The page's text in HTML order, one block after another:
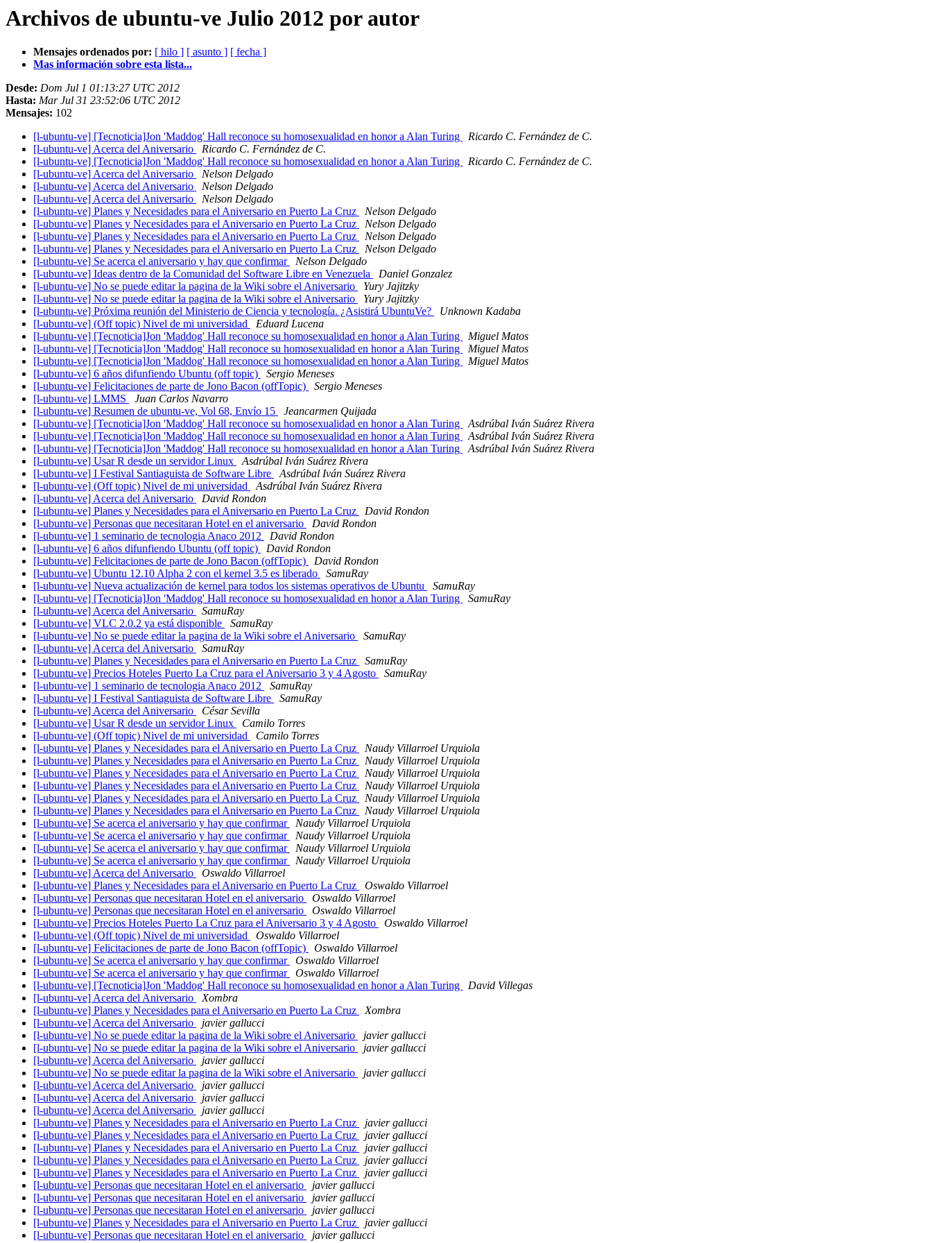
Archivos de ubuntu-ve Julio 2012 por autor
Mensajes ordenados por: [ hilo ] [ asunto ] [ fecha ]
Mas información sobre esta lista...
Desde: Dom Jul 1 01:13:27 UTC 2012
Hasta: Mar Jul 31 23:52:06 UTC 2012
Mensajes: 102
[l-ubuntu-ve] [Tecnoticia]Jon 'Maddog' Hall reconoce su homosexualidad en honor a Alan Turing
Ricardo C. Fernández de C.
[l-ubuntu-ve] Acerca del Aniversario
Ricardo C. Fernández de C.
[l-ubuntu-ve] [Tecnoticia]Jon 'Maddog' Hall reconoce su homosexualidad en honor a Alan Turing
Ricardo C. Fernández de C.
[l-ubuntu-ve] Acerca del Aniversario
Nelson Delgado
[l-ubuntu-ve] Acerca del Aniversario
Nelson Delgado
[l-ubuntu-ve] Acerca del Aniversario
Nelson Delgado
[l-ubuntu-ve] Planes y Necesidades para el Aniversario en Puerto La Cruz
Nelson Delgado
[l-ubuntu-ve] Planes y Necesidades para el Aniversario en Puerto La Cruz
Nelson Delgado
[l-ubuntu-ve] Planes y Necesidades para el Aniversario en Puerto La Cruz
Nelson Delgado
[l-ubuntu-ve] Planes y Necesidades para el Aniversario en Puerto La Cruz
Nelson Delgado
[l-ubuntu-ve] Se acerca el aniversario y hay que confirmar
Nelson Delgado
[l-ubuntu-ve] Ideas dentro de la Comunidad del Software Libre en Venezuela
Daniel Gonzalez
[l-ubuntu-ve] No se puede editar la pagina de la Wiki sobre el Aniversario
Yury Jajitzky
[l-ubuntu-ve] No se puede editar la pagina de la Wiki sobre el Aniversario
Yury Jajitzky
[l-ubuntu-ve] Próxima reunión del Ministerio de Ciencia y tecnología. ¿Asistirá UbuntuVe?
Unknown Kadaba
[l-ubuntu-ve] (Off topic) Nivel de mi universidad
Eduard Lucena
[l-ubuntu-ve] [Tecnoticia]Jon 'Maddog' Hall reconoce su homosexualidad en honor a Alan Turing
Miguel Matos
[l-ubuntu-ve] [Tecnoticia]Jon 'Maddog' Hall reconoce su homosexualidad en honor a Alan Turing
Miguel Matos
[l-ubuntu-ve] [Tecnoticia]Jon 'Maddog' Hall reconoce su homosexualidad en honor a Alan Turing
Miguel Matos
[l-ubuntu-ve] 6 años difunfiendo Ubuntu (off topic)
Sergio Meneses
[l-ubuntu-ve] Felicitaciones de parte de Jono Bacon (offTopic)
Sergio Meneses
[l-ubuntu-ve] LMMS
Juan Carlos Navarro
[l-ubuntu-ve] Resumen de ubuntu-ve, Vol 68, Envío 15
Jeancarmen Quijada
[l-ubuntu-ve] [Tecnoticia]Jon 'Maddog' Hall reconoce su homosexualidad en honor a Alan Turing
Asdrúbal Iván Suárez Rivera
[l-ubuntu-ve] [Tecnoticia]Jon 'Maddog' Hall reconoce su homosexualidad en honor a Alan Turing
Asdrúbal Iván Suárez Rivera
[l-ubuntu-ve] [Tecnoticia]Jon 'Maddog' Hall reconoce su homosexualidad en honor a Alan Turing
Asdrúbal Iván Suárez Rivera
[l-ubuntu-ve] Usar R desde un servidor Linux
Asdrúbal Iván Suárez Rivera
[l-ubuntu-ve] I Festival Santiaguista de Software Libre
Asdrúbal Iván Suárez Rivera
[l-ubuntu-ve] (Off topic) Nivel de mi universidad
Asdrúbal Iván Suárez Rivera
[l-ubuntu-ve] Acerca del Aniversario
David Rondon
[l-ubuntu-ve] Planes y Necesidades para el Aniversario en Puerto La Cruz
David Rondon
[l-ubuntu-ve] Personas que necesitaran Hotel en el aniversario
David Rondon
[l-ubuntu-ve] 1 seminario de tecnologia Anaco 2012
David Rondon
[l-ubuntu-ve] 6 años difunfiendo Ubuntu (off topic)
David Rondon
[l-ubuntu-ve] Felicitaciones de parte de Jono Bacon (offTopic)
David Rondon
[l-ubuntu-ve] Ubuntu 12.10 Alpha 2 con el kernel 3.5 es liberado
SamuRay
[l-ubuntu-ve] Nueva actualización de kernel para todos los sistemas operativos de Ubuntu
SamuRay
[l-ubuntu-ve] [Tecnoticia]Jon 'Maddog' Hall reconoce su homosexualidad en honor a Alan Turing
SamuRay
[l-ubuntu-ve] Acerca del Aniversario
SamuRay
[l-ubuntu-ve] VLC 2.0.2 ya está disponible
SamuRay
[l-ubuntu-ve] No se puede editar la pagina de la Wiki sobre el Aniversario
SamuRay
[l-ubuntu-ve] Acerca del Aniversario
SamuRay
[l-ubuntu-ve] Planes y Necesidades para el Aniversario en Puerto La Cruz
SamuRay
[l-ubuntu-ve] Precios Hoteles Puerto La Cruz para el Aniversario 3 y 4 Agosto
SamuRay
[l-ubuntu-ve] 1 seminario de tecnologia Anaco 2012
SamuRay
[l-ubuntu-ve] I Festival Santiaguista de Software Libre
SamuRay
[l-ubuntu-ve] Acerca del Aniversario
César Sevilla
[l-ubuntu-ve] Usar R desde un servidor Linux
Camilo Torres
[l-ubuntu-ve] (Off topic) Nivel de mi universidad
Camilo Torres
[l-ubuntu-ve] Planes y Necesidades para el Aniversario en Puerto La Cruz
Naudy Villarroel Urquiola
[l-ubuntu-ve] Planes y Necesidades para el Aniversario en Puerto La Cruz
Naudy Villarroel Urquiola
[l-ubuntu-ve] Planes y Necesidades para el Aniversario en Puerto La Cruz
Naudy Villarroel Urquiola
[l-ubuntu-ve] Planes y Necesidades para el Aniversario en Puerto La Cruz
Naudy Villarroel Urquiola
[l-ubuntu-ve] Planes y Necesidades para el Aniversario en Puerto La Cruz
Naudy Villarroel Urquiola
[l-ubuntu-ve] Planes y Necesidades para el Aniversario en Puerto La Cruz
Naudy Villarroel Urquiola
[l-ubuntu-ve] Se acerca el aniversario y hay que confirmar
Naudy Villarroel Urquiola
[l-ubuntu-ve] Se acerca el aniversario y hay que confirmar
Naudy Villarroel Urquiola
[l-ubuntu-ve] Se acerca el aniversario y hay que confirmar
Naudy Villarroel Urquiola
[l-ubuntu-ve] Se acerca el aniversario y hay que confirmar
Naudy Villarroel Urquiola
[l-ubuntu-ve] Acerca del Aniversario
Oswaldo Villarroel
[l-ubuntu-ve] Planes y Necesidades para el Aniversario en Puerto La Cruz
Oswaldo Villarroel
[l-ubuntu-ve] Personas que necesitaran Hotel en el aniversario
Oswaldo Villarroel
[l-ubuntu-ve] Personas que necesitaran Hotel en el aniversario
Oswaldo Villarroel
[l-ubuntu-ve] Precios Hoteles Puerto La Cruz para el Aniversario 3 y 4 Agosto
Oswaldo Villarroel
[l-ubuntu-ve] (Off topic) Nivel de mi universidad
Oswaldo Villarroel
[l-ubuntu-ve] Felicitaciones de parte de Jono Bacon (offTopic)
Oswaldo Villarroel
[l-ubuntu-ve] Se acerca el aniversario y hay que confirmar
Oswaldo Villarroel
[l-ubuntu-ve] Se acerca el aniversario y hay que confirmar
Oswaldo Villarroel
[l-ubuntu-ve] [Tecnoticia]Jon 'Maddog' Hall reconoce su homosexualidad en honor a Alan Turing
David Villegas
[l-ubuntu-ve] Acerca del Aniversario
Xombra
[l-ubuntu-ve] Planes y Necesidades para el Aniversario en Puerto La Cruz
Xombra
[l-ubuntu-ve] Acerca del Aniversario
javier gallucci
[l-ubuntu-ve] No se puede editar la pagina de la Wiki sobre el Aniversario
javier gallucci
[l-ubuntu-ve] No se puede editar la pagina de la Wiki sobre el Aniversario
javier gallucci
[l-ubuntu-ve] Acerca del Aniversario
javier gallucci
[l-ubuntu-ve] No se puede editar la pagina de la Wiki sobre el Aniversario
javier gallucci
[l-ubuntu-ve] Acerca del Aniversario
javier gallucci
[l-ubuntu-ve] Acerca del Aniversario
javier gallucci
[l-ubuntu-ve] Acerca del Aniversario
javier gallucci
[l-ubuntu-ve] Planes y Necesidades para el Aniversario en Puerto La Cruz
javier gallucci
[l-ubuntu-ve] Planes y Necesidades para el Aniversario en Puerto La Cruz
javier gallucci
[l-ubuntu-ve] Planes y Necesidades para el Aniversario en Puerto La Cruz
javier gallucci
[l-ubuntu-ve] Planes y Necesidades para el Aniversario en Puerto La Cruz
javier gallucci
[l-ubuntu-ve] Planes y Necesidades para el Aniversario en Puerto La Cruz
javier gallucci
[l-ubuntu-ve] Personas que necesitaran Hotel en el aniversario
javier gallucci
[l-ubuntu-ve] Personas que necesitaran Hotel en el aniversario
javier gallucci
[l-ubuntu-ve] Personas que necesitaran Hotel en el aniversario
javier gallucci
[l-ubuntu-ve] Planes y Necesidades para el Aniversario en Puerto La Cruz
javier gallucci
[l-ubuntu-ve] Personas que necesitaran Hotel en el aniversario
javier gallucci